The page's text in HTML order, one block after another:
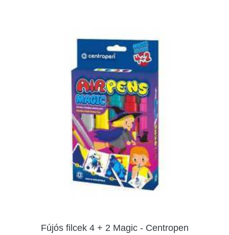
Fújós filcek 4 + 2 Magic - Centropen